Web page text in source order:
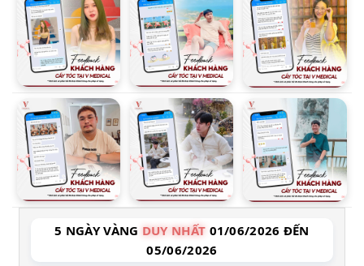
5 NGÀY VÀNG DUY NHẤT 01/06/2026 ĐẾN
05/06/2026